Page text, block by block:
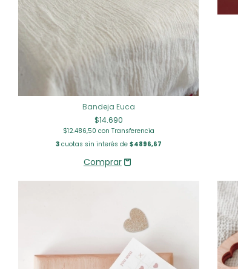
Bandeja Euca
$14.690
$12.486,50 con Transferencia
3cuotas sin interés de $4896,67